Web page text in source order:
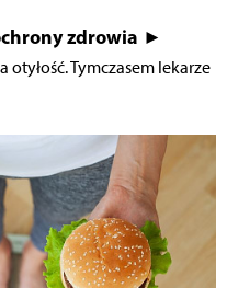
zdrowia ►
Tymczasem lekarze